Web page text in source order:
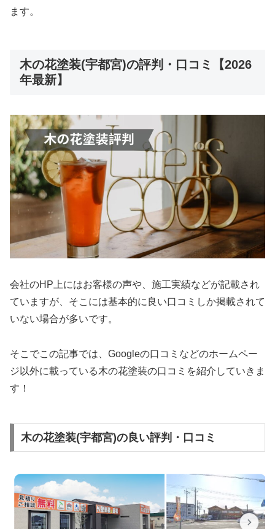
ます。
木の花塗装(宇都宮)の評判・口コミ【2026
年最新】
会社のHP上にはお客様の声や、施工実績などが記載され
ていますが、そこには基本的に良い口コミしか掲載されて
いない場合が多いです。
そこでこの記事では、Googleの口コミなどのホームペー
ジ以外に載っている木の花塗装の口コミを紹介していきま
す！
木の花塗装(宇都宮)の良い評判・口コミ